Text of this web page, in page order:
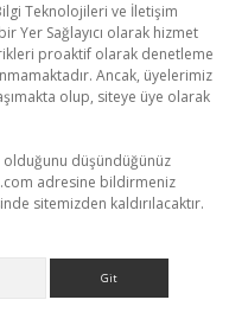
Teknolojileri ve İletişim
Yer Sağlayıcı olarak hizmet
proaktif olarak denetleme
Ancak, üyelerimiz
olup, siteye üye olarak
olduğunu düşündüğünüz
adresine bildirmeniz
sitemizden kaldırılacaktır.